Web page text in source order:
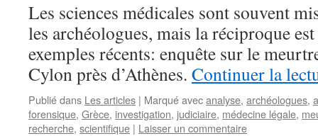
Les sciences médicales sont souvent
les archéologues, mais la réciproque
exemples récents: enquête sur le
Cylon près d’Athènes. Continuer la
Publié dans Les articles | Marqué avecanalyse, archéologues,
forensique, Grèce, investigation, judiciaire, médecine légale,
recherche, scientifique | Laisser un commentaire